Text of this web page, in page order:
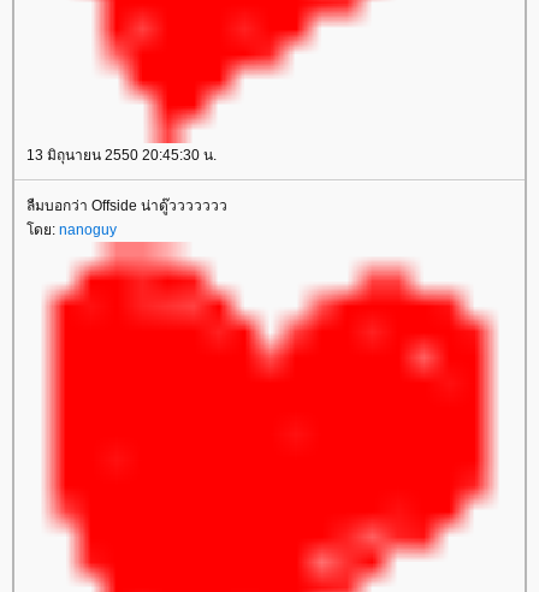
13 มิถุนายน 2550 20:45:30 น.
ลืมบอกว่า Offside น่าดู๊ววววววว
ดย: nanoguy